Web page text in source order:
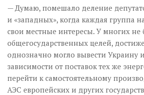
— Думаю, помешало деление
и «западных», когда каждая группа
свои местные интересы. У многих
общегосударственных целей,
однозначно могло вывести Украину
зависимости от поставок тех же
перейти к самостоятельному
АЭС европейских и других